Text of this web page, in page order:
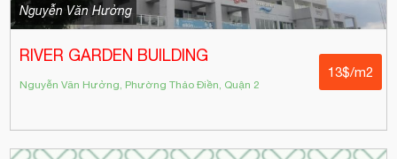
Nguyễn Văn Hưởng
RIVER GARDEN BUILDING
Nguyễn Văn Hưởng, Phường Thảo Điền, Quận 2
13$/m2